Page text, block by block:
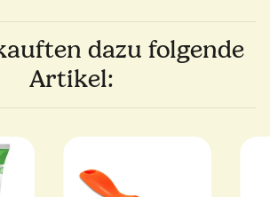
dazu folgende
Artikel: